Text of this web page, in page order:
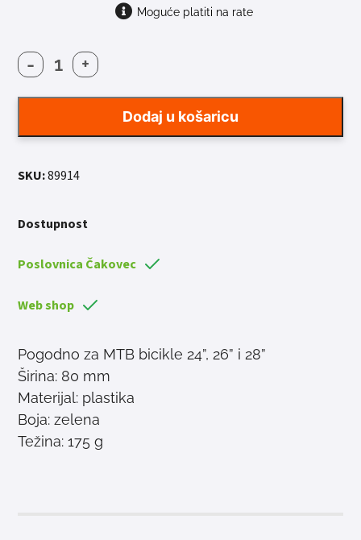
Moguće platiti na rate
-
BLATOBRAN
FORCE
I
VILICU
+
Dodaj u košaricu
SKU:89914
Dostupnost
Poslovnica Čakovec
Web shop
Pogodno za MTB bicikle 24”, 26” i 28”
Širina: 80 mm
Materijal: plastika
Boja: zelena
Težina: 175 g